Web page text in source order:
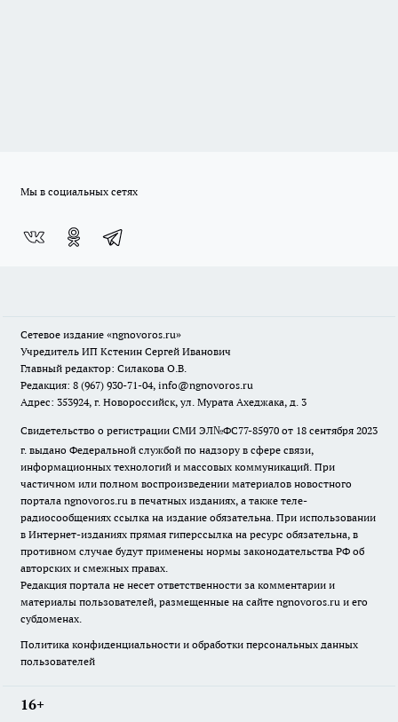
Мы в социальных сетях
Сетевое издание «ngnovoros.ru»
Учредитель ИП Кстенин Сергей Иванович
Главный редактор: Силакова О.В.
Редакция: 8 (967) 930-71-04, info@ngnovoros.ru
Адрес: 353924, г. Новороссийск, ул. Мурата Ахеджака, д. 3
Свидетельство о регистрации СМИ ЭЛ№ФС77-85970 от 18 сентября 2023
г. выдано Федеральной службой по надзору в сфере связи,
информационных технологий и массовых коммуникаций. При
частичном или полном воспроизведении материалов новостного
портала ngnovoros.ru в печатных изданиях, а также теле-
радиосообщениях ссылка на издание обязательна. При использовании
в Интернет-изданиях прямая гиперссылка на ресурс обязательна, в
противном случае будут применены нормы законодательства РФ об
авторских и смежных правах.
Редакция портала не несет ответственности за комментарии и
материалы пользователей, размещенные на сайте ngnovoros.ru и его
субдоменах.
Политика конфиденциальности и обработки персональных данных
пользователей
16+